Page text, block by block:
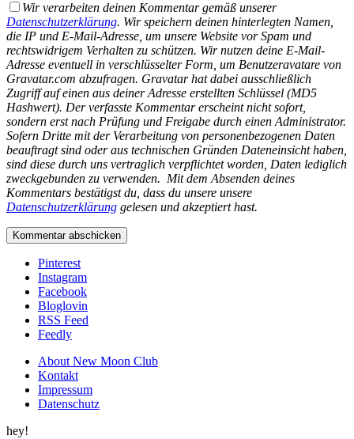
Wir verarbeiten deinen Kommentar gemäß unserer
Datenschutzerklärung. Wir speichern deinen hinterlegten Namen,
die IP und E-Mail-Adresse, um unsere Website vor Spam und
rechtswidrigem Verhalten zu schützen. Wir nutzen deine E-Mail-
Adresse eventuell in verschlüsselter Form, um Benutzeravatare von
Gravatar.com abzufragen. Gravatar hat dabei ausschließlich
Zugriff auf einen aus deiner Adresse erstellten Schlüssel (MD5
Hashwert). Der verfasste Kommentar erscheint nicht sofort,
sondern erst nach Prüfung und Freigabe durch einen Administrator.
Sofern Dritte mit der Verarbeitung von personenbezogenen Daten
beauftragt sind oder aus technischen Gründen Dateneinsicht haben,
sind diese durch uns vertraglich verpflichtet worden, Daten lediglich
zweckgebunden zu verwenden. Mit dem Absenden deines
Kommentars bestätigst du, dass du unsere unsere
Datenschutzerklärung gelesen und akzeptiert hast.
Pinterest
Instagram
Facebook
Bloglovin
RSS Feed
Feedly
About New Moon Club
Kontakt
Impressum
Datenschutz
hey!